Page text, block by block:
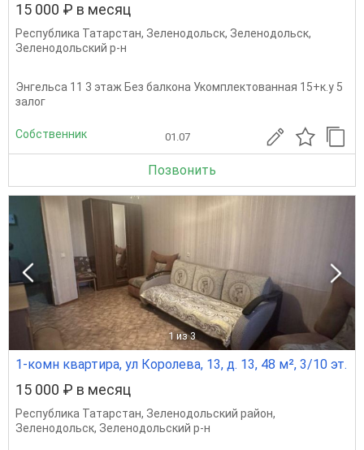
15 000 ₽ в месяц
Республика Татарстан, Зеленодольск, Зеленодольск,
Зеленодольский р-н
Энгельса 11 3 этаж Без балкона Укомплектованная 15+к.у 5
залог
Собственник 01.07
Позвонить
1 из 3
1-комн квартира, ул Королева, 13, д. 13, 48 м², 3/10 эт.
15 000 ₽ в месяц
Республика Татарстан, Зеленодольский район,
Зеленодольск, Зеленодольский р-н